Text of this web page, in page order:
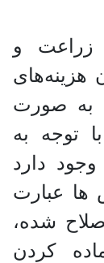
زراعت و
هزینه‌های
به صورت
توجه به
دارد
ها عبارت
شده،
کردن